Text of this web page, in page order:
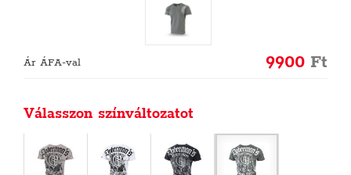
Ár ÁFA-val 9900 Ft
Válasszon színváltozatot